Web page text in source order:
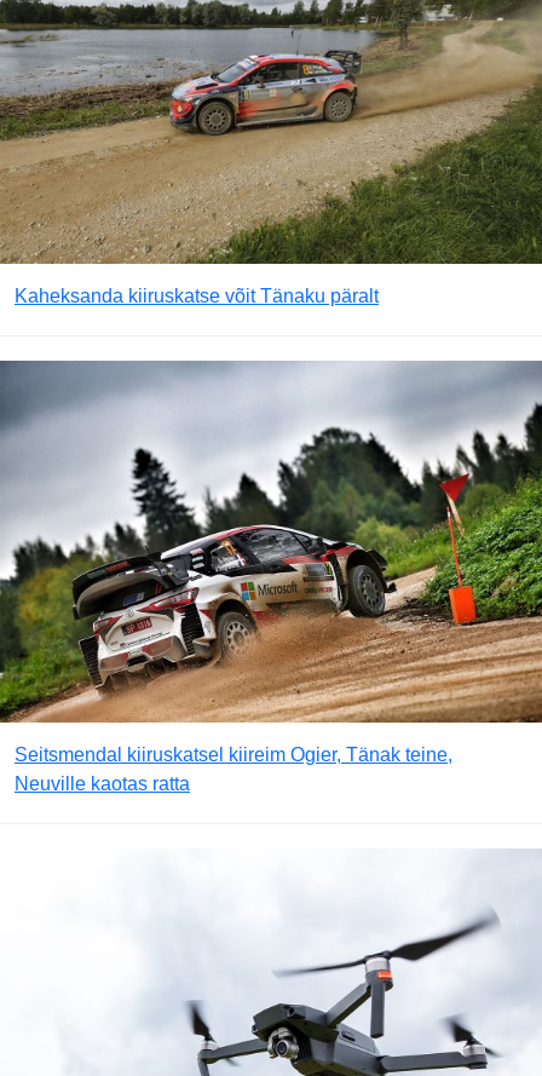
Kaheksanda kiiruskatse võit Tänaku päralt
Seitsmendal kiiruskatsel kiireim Ogier, Tänak teine,
Neuville kaotas ratta